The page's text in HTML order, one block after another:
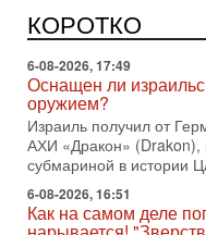
КОРОТКО
политическим
6-08-2026, 17:49
Оснащен ли
оружием?
Израиль получил от
АХИ «Дракон» (Drakon),
субмариной в истории
6-08-2026, 16:51
Как на самом деле
нарывается!
В эфире телеканала